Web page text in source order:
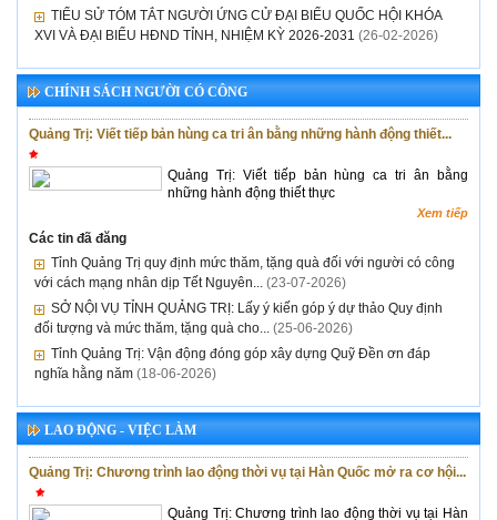
TIỂU SỬ TÓM TẮT NGƯỜI ỨNG CỬ ĐẠI BIỂU QUỐC HỘI KHÓA
XVI VÀ ĐẠI BIỂU HĐND TỈNH, NHIỆM KỲ 2026-2031 (26-02-2026)
CHÍNH SÁCH NGƯỜI CÓ CÔNG
Quảng Trị: Viết tiếp bản hùng ca tri ân bằng những hành động thiết...
Quảng Trị: Viết tiếp bản hùng ca tri ân bằng
những hành động thiết thực
Xem tiếp
Các tin đã đăng
Tỉnh Quảng Trị quy định mức thăm, tặng quà đối với người có công
với cách mạng nhân dịp Tết Nguyên... (23-07-2026)
SỞ NỘI VỤ TỈNH QUẢNG TRỊ: Lấy ý kiến góp ý dự thảo Quy định
đối tượng và mức thăm, tặng quà cho... (25-06-2026)
Tỉnh Quảng Trị: Vận động đóng góp xây dựng Quỹ Đền ơn đáp
nghĩa hằng năm (18-06-2026)
LAO ĐỘNG - VIỆC LÀM
Quảng Trị: Chương trình lao động thời vụ tại Hàn Quốc mở ra cơ hội...
Quảng Trị: Chương trình lao động thời vụ tại Hàn